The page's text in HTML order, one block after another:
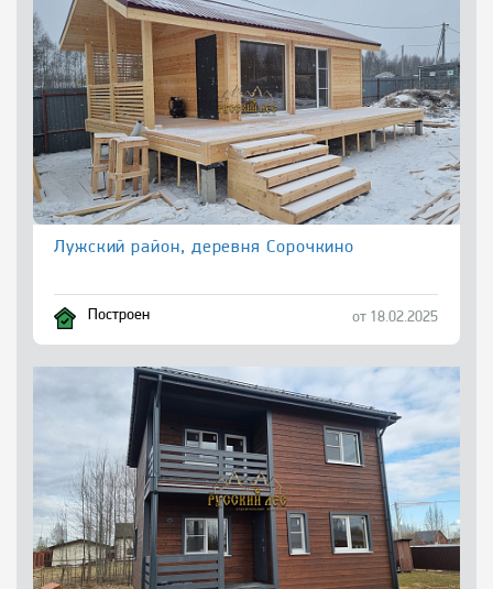
Лужский район, деревня Сорочкино
Построен от 18.02.2025